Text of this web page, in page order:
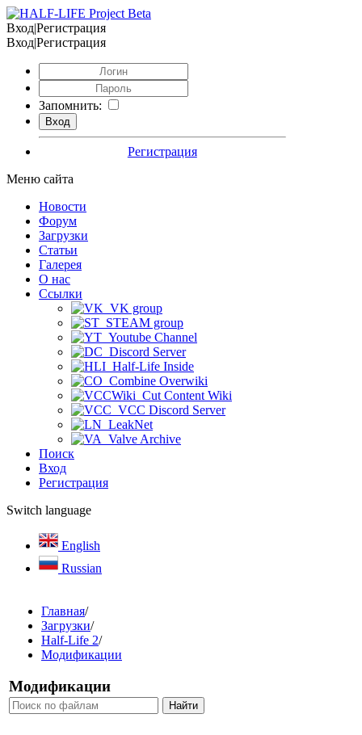
Вход|Регистрация
Вход|Регистрация
Запомнить:
Регистрация
Меню сайта
Новости
Форум
Загрузки
Статьи
Галерея
О нас
Ссылки
VK group
STEAM group
Youtube Channel
Discord Server
Half-Life Inside
Combine Overwiki
Cut Content Wiki
VCC Discord Server
LeakNet
Valve Archive
Поиск
Вход
Регистрация
Switch language
English
Russian
Главная/
Загрузки/
Half-Life 2/
Модификации
Модификации